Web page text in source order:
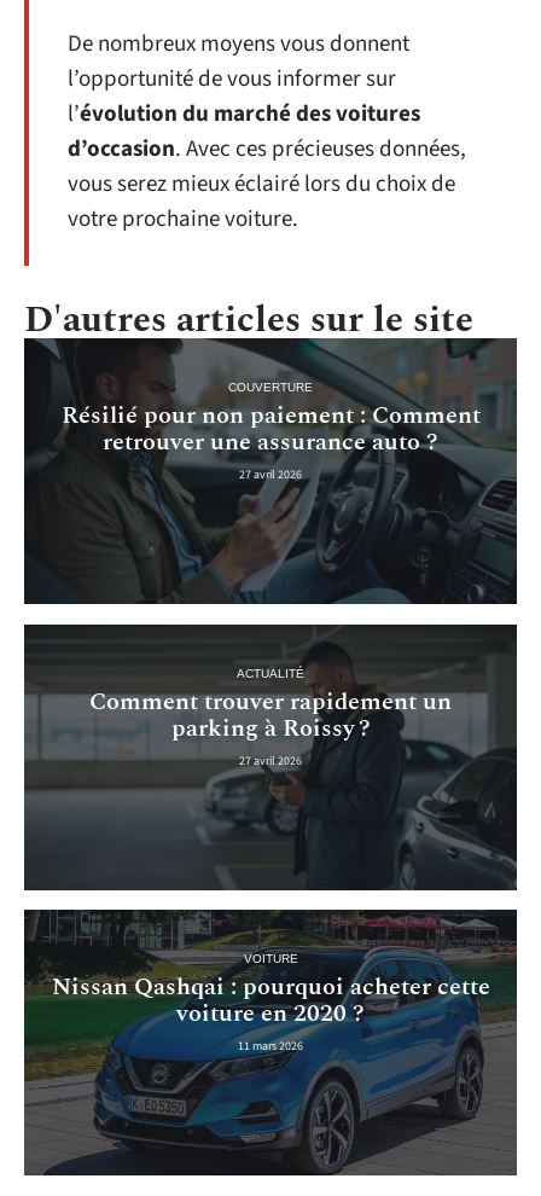
De nombreux moyens vous donnent
l’opportunité de vous informer sur
l’évolution du marché des voitures
d’occasion. Avec ces précieuses données,
vous serez mieux éclairé lors du choix de
votre prochaine voiture.
D'autres articles sur le site
COUVERTURE
Résilié pour non paiement : Comment
retrouver une assurance auto ?
27 avril 2026
ACTUALITÉ
Comment trouver rapidement un
parking à Roissy ?
27 avril 2026
VOITURE
Nissan Qashqai : pourquoi acheter cette
voiture en 2020 ?
11 mars 2026